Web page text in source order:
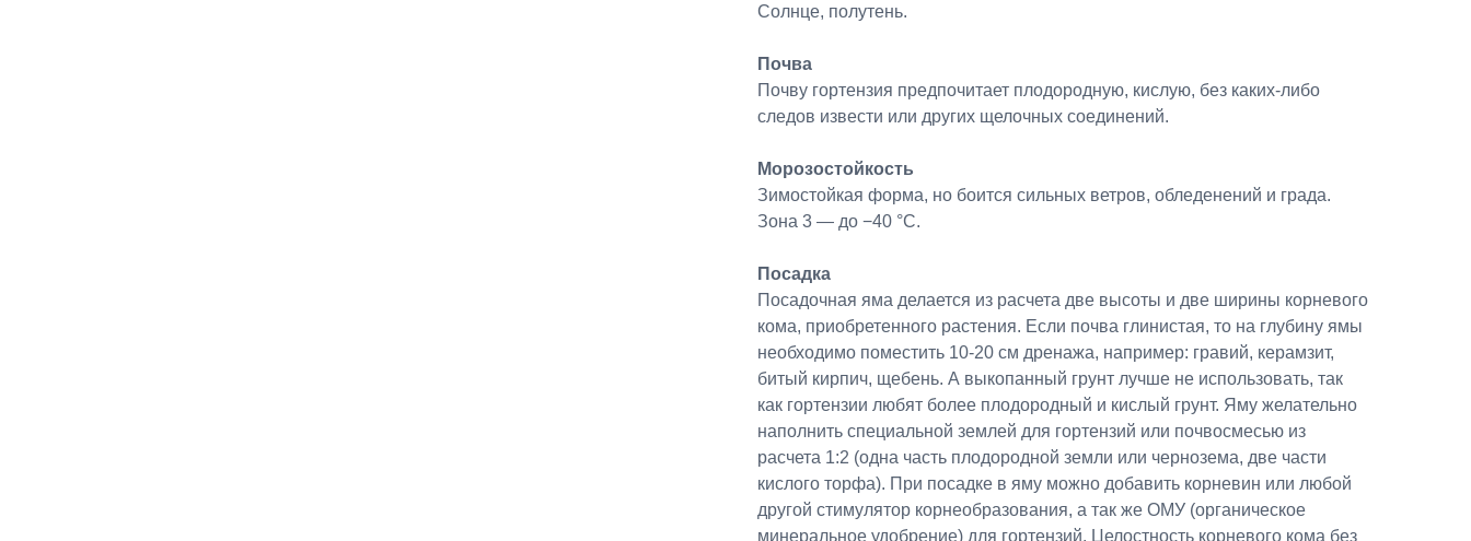
Солнце, полутень.
Почва
Почву гортензия предпочитает плодородную, кислую, без каких-либо
следов извести или других щелочных соединений.
Морозостойкость
Зимостойкая форма, но боится сильных ветров, обледенений и града.
Зона 3 — до −40 °C.
Посадка
Посадочная яма делается из расчета две высоты и две ширины корневого
кома, приобретенного растения. Если почва глинистая, то на глубину ямы
необходимо поместить 10-20 см дренажа, например: гравий, керамзит,
битый кирпич, щебень. А выкопанный грунт лучше не использовать, так
как гортензии любят более плодородный и кислый грунт. Яму желательно
наполнить специальной землей для гортензий или почвосмесью из
расчета 1:2 (одна часть плодородной земли или чернозема, две части
кислого торфа). При посадке в яму можно добавить корневин или любой
другой стимулятор корнеобразования, а так же ОМУ (органическое
минеральное удобрение) для гортензий. Целостность корневого кома без